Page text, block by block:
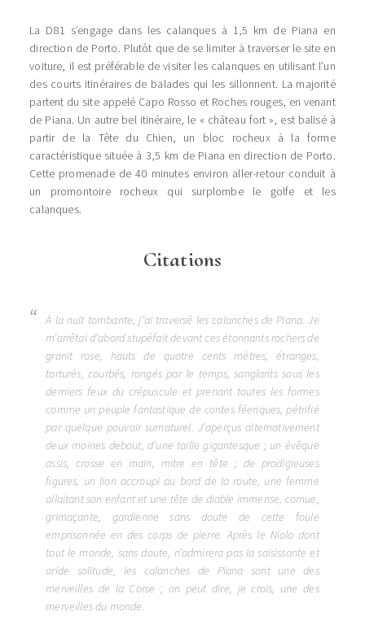
La D81 s’engage dans les calanques à 1,5 km de Piana en
direction de Porto. Plutôt que de se limiter à traverser le site en
voiture, il est préférable de visiter les calanques en utilisant l’un
des courts itinéraires de balades qui les sillonnent. La majorité
partent du site appelé Capo Rosso et Roches rouges, en venant
de Piana. Un autre bel itinéraire, le « château fort », est balisé à
partir de la Tête du Chien, un bloc rocheux à la forme
caractéristique située à 3,5 km de Piana en direction de Porto.
Cette promenade de 40 minutes environ aller-retour conduit à
un promontoire rocheux qui surplombe le golfe et les
calanques.
Citations
À la nuit tombante, j’ai traversé les calanches de Piana. Je
m’arrêtai d’abord stupéfait devant ces étonnants rochers de
granit rose, hauts de quatre cents mètres, étranges,
torturés, courbés, rongés par le temps, sanglants sous les
derniers feux du crépuscule et prenant toutes les formes
comme un peuple fantastique de contes féeriques, pétrifié
par quelque pouvoir surnaturel. J’aperçus alternativement
deux moines debout, d’une taille gigantesque ; un évêque
assis, crosse en main, mitre en tête ; de prodigieuses
figures, un lion accroupi au bord de la route, une femme
allaitant son enfant et une tête de diable immense, cornue,
grimaçante, gardienne sans doute de cette foule
emprisonnée en des corps de pierre. Après le Niolo dont
tout le monde, sans doute, n’admirera pas la saisissante et
aride solitude, les calanches de Piana sont une des
merveilles de la Corse ; on peut dire, je crois, une des
merveilles du monde.